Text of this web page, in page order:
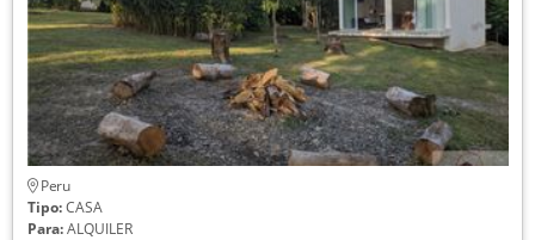
Peru
Tipo:CASA
Para:ALQUILER